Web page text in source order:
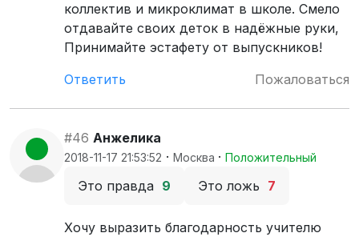
коллектив и микроклимат в школе. Смело
отдавайте своих деток в надёжные руки,
Принимайте эстафету от выпускников!
Ответить
Пожаловаться
#46 Анжелика
2018-11-17 21:53:52 · Москва · Положительный
Это правда 9 Это ложь 7
Хочу выразить благодарность учителю